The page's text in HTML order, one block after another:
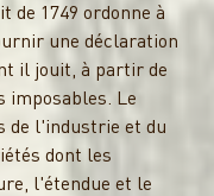
de 1749 ordonne à
une déclaration
il jouit, à partir de
imposables. Le
de l'industrie et du
dont les
l'étendue et le